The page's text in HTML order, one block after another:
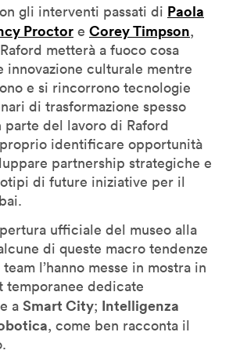
gli interventi passati di Paola
Proctor e Corey Timpson,
metterà a fuoco cosa
innovazione culturale mentre
e si rincorrono tecnologie
di trasformazione spesso
parte del lavoro di Raford
proprio identificare opportunità
partnership strategiche e
di future iniziative per il
ufficiale del museo alla
di queste macro tendenze
l’hanno messe in mostra in
temporanee dedicate
a Smart City; Intelligenza
, come ben racconta il